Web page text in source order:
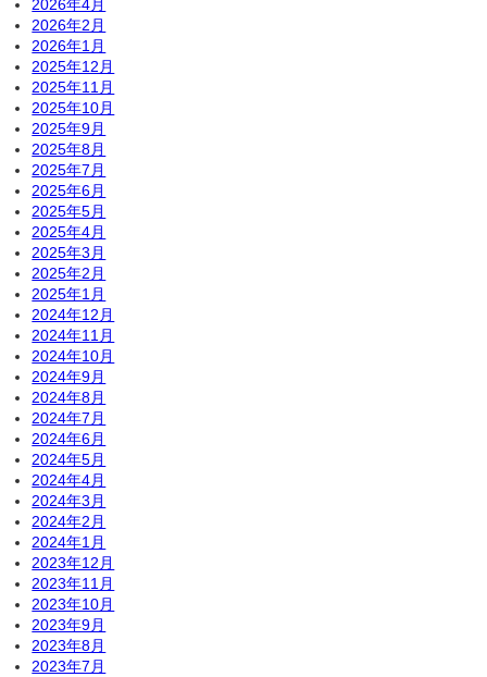
2026年4月
2026年2月
2026年1月
2025年12月
2025年11月
2025年10月
2025年9月
2025年8月
2025年7月
2025年6月
2025年5月
2025年4月
2025年3月
2025年2月
2025年1月
2024年12月
2024年11月
2024年10月
2024年9月
2024年8月
2024年7月
2024年6月
2024年5月
2024年4月
2024年3月
2024年2月
2024年1月
2023年12月
2023年11月
2023年10月
2023年9月
2023年8月
2023年7月